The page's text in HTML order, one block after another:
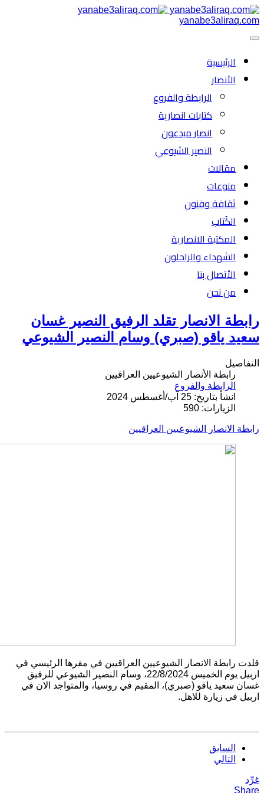
yanabe3aliraq.com
الرئیسية
الأنصار
الرابطة والفروع
كتابات انصارية
انصار مبدعون
النصیر الشیوعي
مقالات
منوعات
ثقافة وفنون
الكُتاب
المكتبة الانصارية
الشهداء والراحلون
الأتصال بنا
من نحن
رابطة الانصار تقلد الرفيق النصير غسان
سعيد ياقو (صبري) وسام النصير الشيوعي
التفاصيل
رابطة الأنصار الشيوعيين العراقيين
الرابطة والفروع
انشأ بتاريخ: 25 آب/أغسطس 2024
الزيارات: 590
رابطة الانصار الشيوعيين العراقيين
قلدت رابطة الانصار الشيوعيين العراقيين في مقرها الرئيسي في
اربيل يوم الخميس
، وسام النصير الشيوعي للرفيق
غسان سعيد ياقو (صبري)، المقيم في روسيا، والمتواجد الان في
اربيل في زيارة للاهل.
السابق
التالي
غرِّد
Share